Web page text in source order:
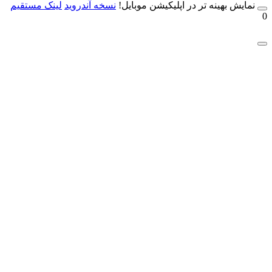
بهینه تر در اپلیکیشن موبایل!نسخه آندروید لینک مستقیم